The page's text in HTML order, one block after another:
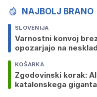
NAJBOLJ BRANO
SLOVENIJA
Varnostni konvoj
opozarjajo na
KOŠARKA
Zgodovinski korak:
katalonskega giganta